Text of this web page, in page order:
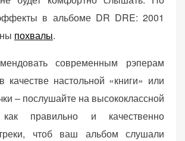
в альбоме DR DRE: 2001
похвалы.
современным рэперам
качестве настольной «книги» или
– послушайте на высококлассной
как правильно и качественно
чтоб ваш альбом слушали